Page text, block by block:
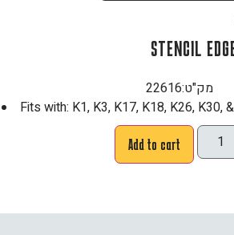
מק"ט:22616
Fits with: K1, K3, K17, K18, K26, K30,
Add to cart